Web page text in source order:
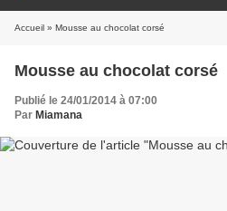
Accueil » Mousse au chocolat corsé
Mousse au chocolat corsé
Publié le 24/01/2014 à 07:00
Par Miamana